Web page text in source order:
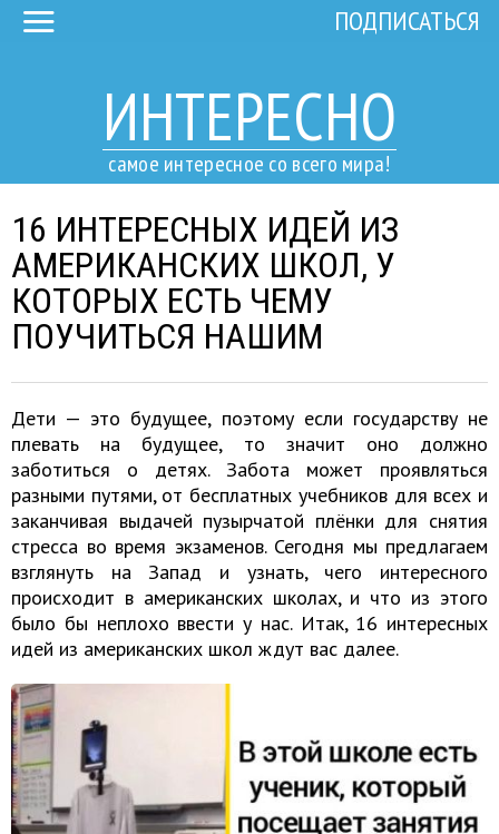
ИНТЕРЕСНО
самое интересное со всего мира!
ПОДПИСАТЬСЯ
16 ИНТЕРЕСНЫХ ИДЕЙ ИЗ
АМЕРИКАНСКИХ ШКОЛ, У
КОТОРЫХ ЕСТЬ ЧЕМУ
ПОУЧИТЬСЯ НАШИМ
Дети — это будущее, поэтому если государству не
плевать на будущее, то значит оно должно
заботиться о детях. Забота может проявляться
разными путями, от бесплатных учебников для всех и
заканчивая выдачей пузырчатой плёнки для снятия
стресса во время экзаменов. Сегодня мы предлагаем
взглянуть на Запад и узнать, чего интересного
происходит в американских школах, и что из этого
было бы неплохо ввести у нас. Итак, 16 интересных
идей из американских школ ждут вас далее.